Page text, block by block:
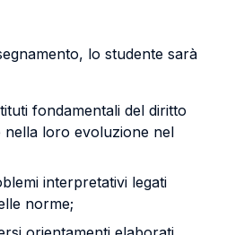
lo studente sarà
fondamentali del diritto
loro evoluzione nel
interpretativi legati
norme;